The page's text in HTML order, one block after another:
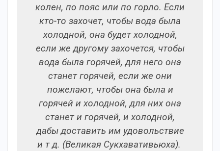
колен, по пояс или по горло. Если
кто-то захочет, чтобы вода была
холодной, она будет холодной,
если же другому захочется, чтобы
вода была горячей, для него она
станет горячей, если же они
пожелают, чтобы она была и
горячей и холодной, для них она
станет и горячей, и холодной,
дабы доставить им удовольствие
и т д. (Великая Сукхавативьюха).